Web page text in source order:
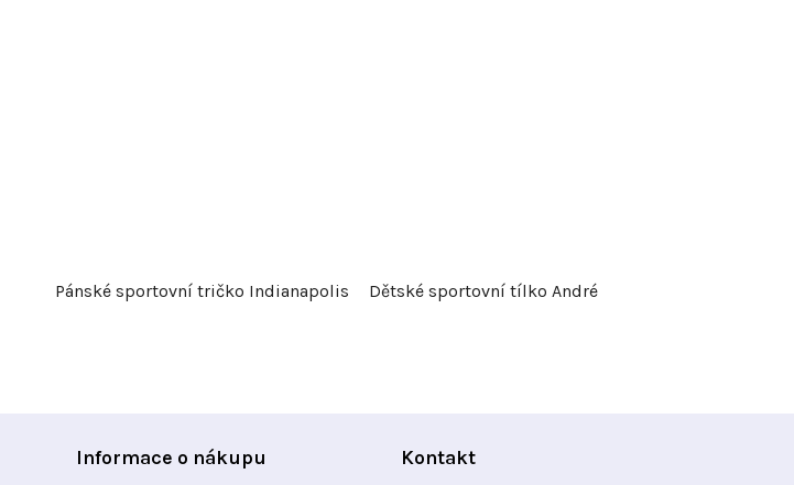
Pánské sportovní tričko Indianapolis Dětské sportovní tílko André
Informace o nákupu Kontakt